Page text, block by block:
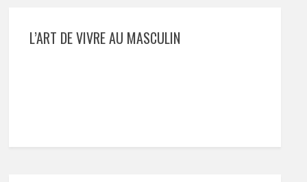
L’ART DE VIVRE AU MASCULIN